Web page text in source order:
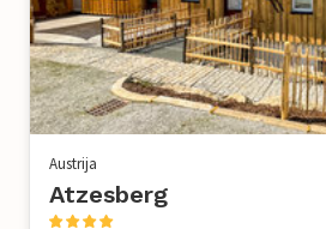
Austrija
Atzesberg